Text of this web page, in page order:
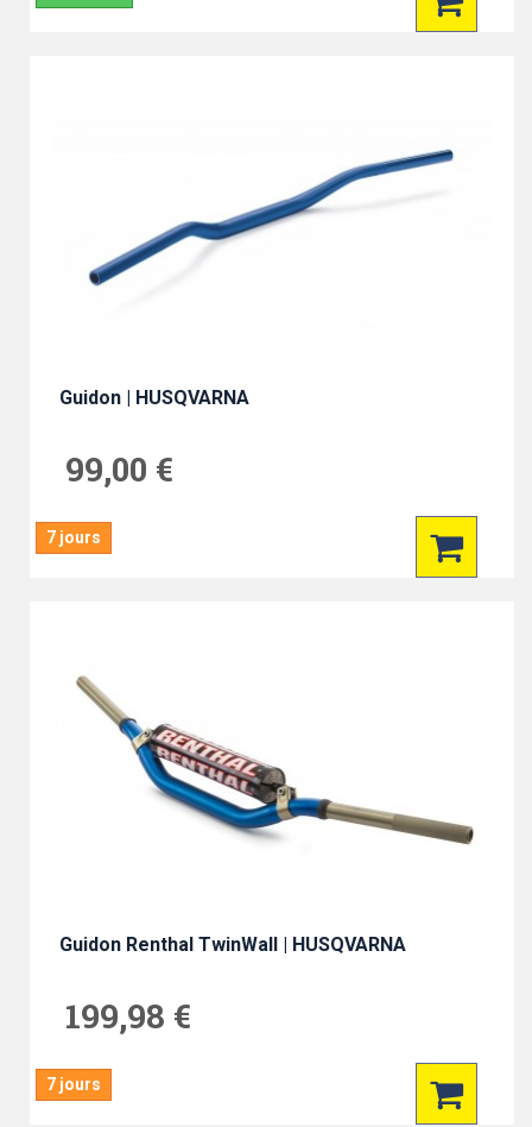
Guidon | HUSQVARNA
99,00 €
7 jours
Guidon Renthal TwinWall | HUSQVARNA
199,98 €
7 jours